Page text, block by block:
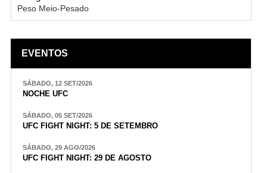
Peso Meio-Pesado
EVENTOS
SÁBADO, 12 SET/2026
NOCHE UFC
SÁBADO, 05 SET/2026
UFC FIGHT NIGHT: 5 DE SETEMBRO
SÁBADO, 29 AGO/2026
UFC FIGHT NIGHT: 29 DE AGOSTO